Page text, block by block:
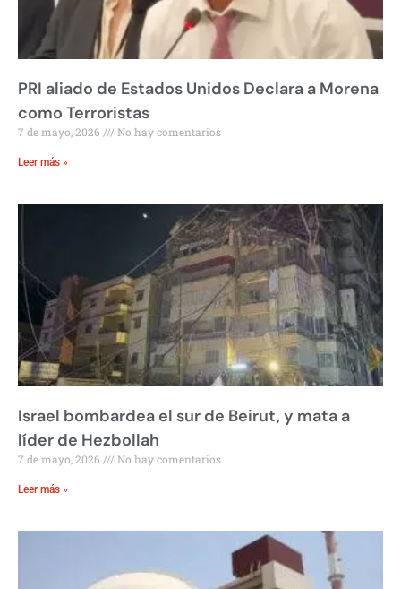
PRI aliado de Estados Unidos Declara a Morena
como Terroristas
7 de mayo, 2026 No hay comentarios
Leer más »
Israel bombardea el sur de Beirut, y mata a
líder de Hezbollah
7 de mayo, 2026 No hay comentarios
Leer más »